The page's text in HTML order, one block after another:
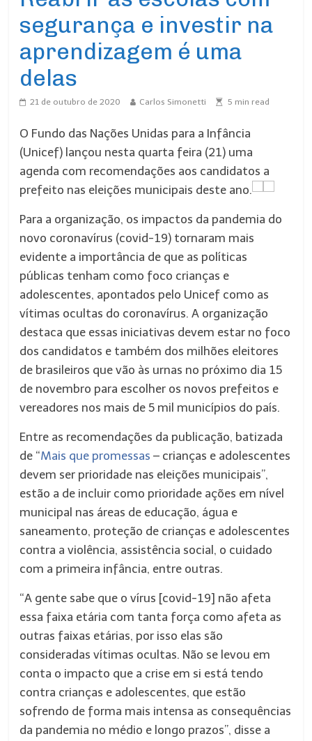
segurança e investir na
aprendizagem é uma
delas
21 de outubro de 2020 Carlos Simonetti 5 min read
O Fundo das Nações Unidas para a Infância
(Unicef) lançou nesta quarta feira (21) uma
agenda com recomendações aos candidatos a
prefeito nas eleições municipais deste ano.
Para a organização, os impactos da pandemia do
novo coronavírus (covid-19) tornaram mais
evidente a importância de que as políticas
públicas tenham como foco crianças e
adolescentes, apontados pelo Unicef como as
vítimas ocultas do coronavírus. A organização
destaca que essas iniciativas devem estar no foco
dos candidatos e também dos milhões eleitores
de brasileiros que vão às urnas no próximo dia 15
de novembro para escolher os novos prefeitos e
vereadores nos mais de 5 mil municípios do país.
Entre as recomendações da publicação, batizada
de “Mais que promessas – crianças e adolescentes
devem ser prioridade nas eleições municipais”,
estão a de incluir como prioridade ações em nível
municipal nas áreas de educação, água e
saneamento, proteção de crianças e adolescentes
contra a violência, assistência social, o cuidado
com a primeira infância, entre outras.
“A gente sabe que o vírus [covid-19] não afeta
essa faixa etária com tanta força como afeta as
outras faixas etárias, por isso elas são
consideradas vítimas ocultas. Não se levou em
conta o impacto que a crise em si está tendo
contra crianças e adolescentes, que estão
sofrendo de forma mais intensa as consequências
da pandemia no médio e longo prazos”, disse a